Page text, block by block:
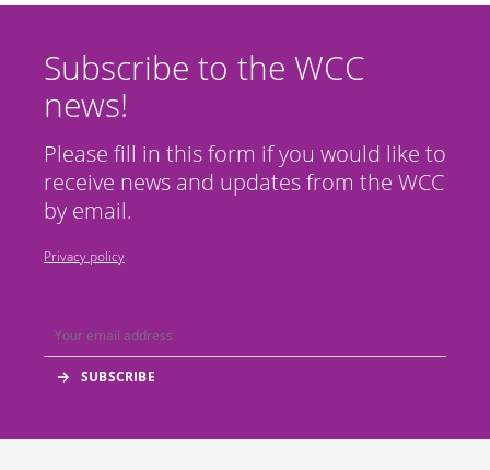
Subscribe to the WCC
news!
Please fill in this form if you would like to
receive news and updates from the WCC
by email.
Privacy policy